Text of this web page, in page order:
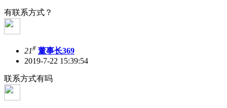
有联系方式？
21# 董事长369
2019-7-22 15:39:54
联系方式有吗